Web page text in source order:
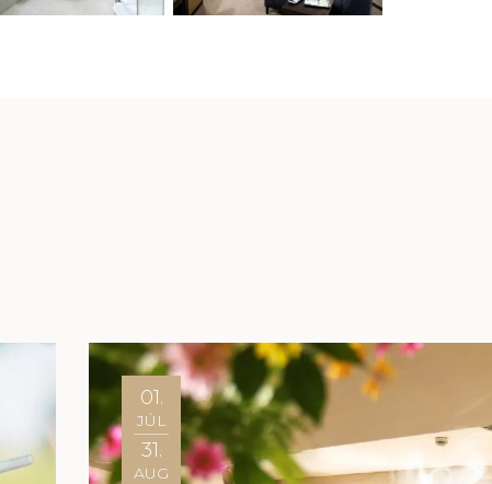
01.
JÚL
31.
AUG